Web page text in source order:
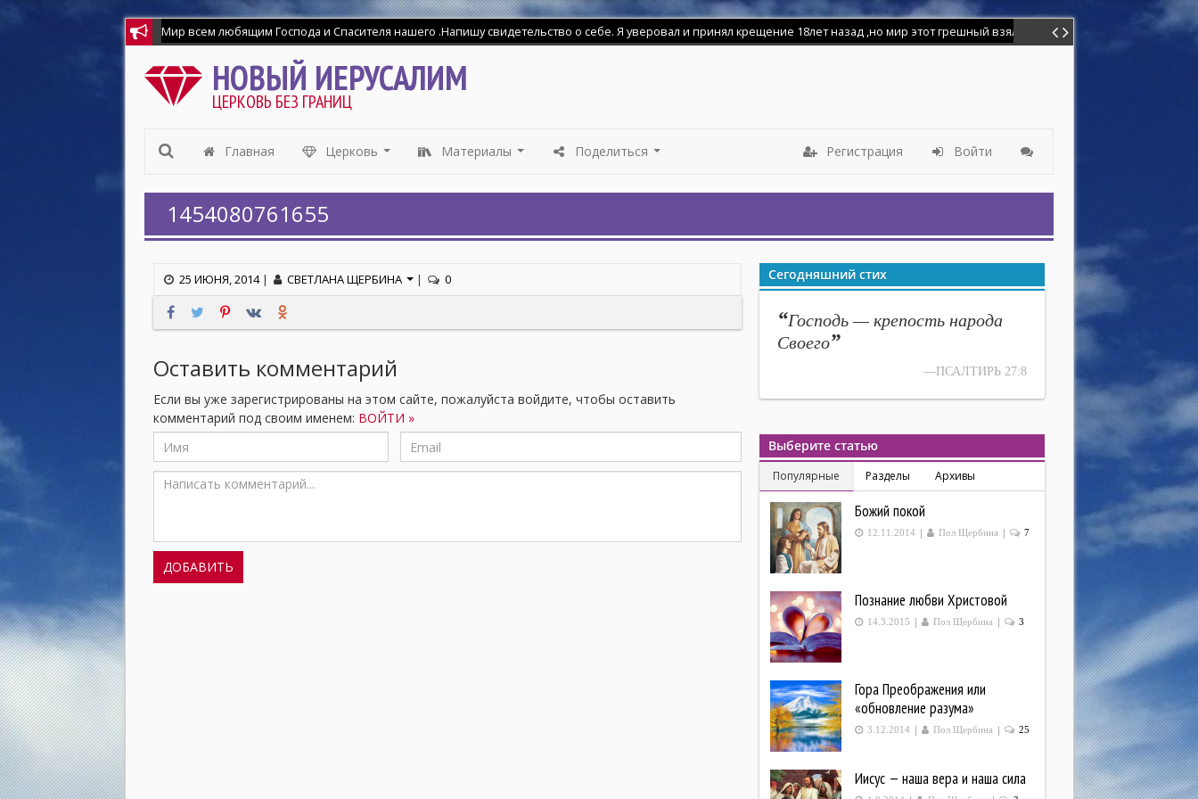
НОВЫЙ ИЕРУСАЛИМ
ЦЕРКОВЬ БЕЗ ГРАНИЦ
Главная Церковь Материалы Поделиться Регистрация Войти
1454080761655
25 ИЮНЯ, 2014| СВЕТЛАНА ЩЕРБИНА | 0
Оставить комментарий
Если вы уже зарегистрированы на этом сайте, пожалуйста войдите, чтобы оставить
комментарий под своим именем: ВОЙТИ »
Сегодняшний стих
“Господь — крепость народа
Своего”
—ПСАЛТИРЬ 27:8
Выберите статью
Популярные Разделы Архивы
Божий покой
12.11.2014 | Пол Щербина | 7
Познание любви Христовой
14.3.2015 | Пол Щербина | 3
Гора Преображения или
«обновление разума»
3.12.2014 | Пол Щербина | 25
Иисус — наша вера и наша сила